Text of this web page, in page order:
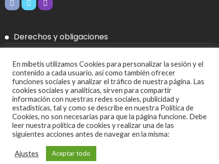
Derechos y obligaciones
Política de Cookies
Política de privacidad
Más
Ajustes de cookies
En mibetis utilizamos Cookies para personalizar la sesión y el
contenido a cada usuario, así como también ofrecer
funciones sociales y analizar el tráfico de nuestra página. Las
cookies sociales y analíticas, sirven para compartir
información con nuestras redes sociales, publicidad y
estadísticas, tal y como se describe en nuestra Política de
Cookies, no son necesarias para que la página funcione. Debe
leer nuestra política de cookies y realizar una de las
siguientes acciones antes de navegar en la misma:
Ajustes Aceptar todo